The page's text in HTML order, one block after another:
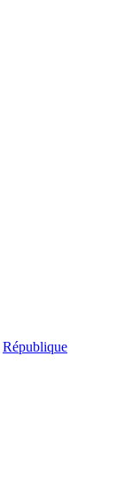
République